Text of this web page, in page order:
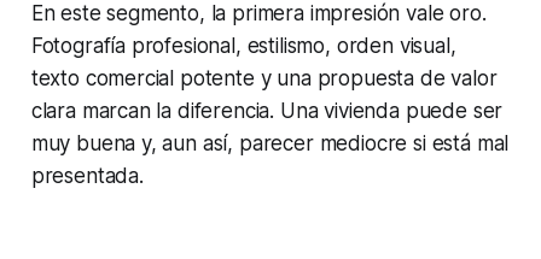
En este segmento, la primera impresión vale oro.
Fotografía profesional, estilismo, orden visual,
texto comercial potente y una propuesta de valor
clara marcan la diferencia. Una vivienda puede ser
muy buena y, aun así, parecer mediocre si está mal
presentada.